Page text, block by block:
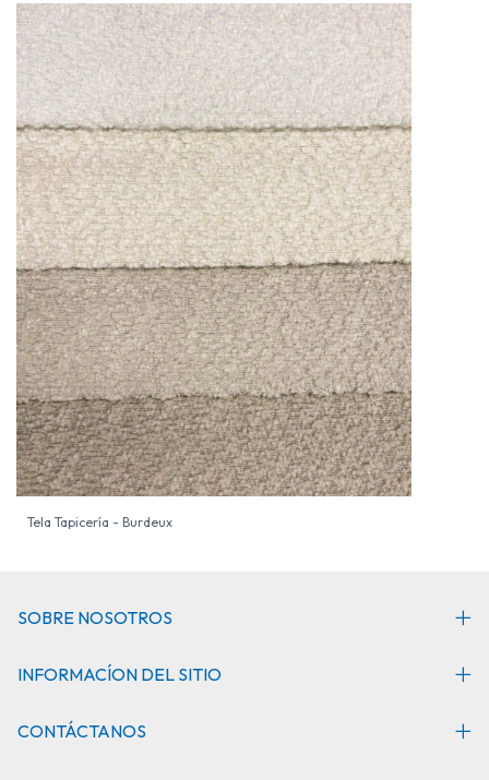
Tela Tapicería - Burdeux
SOBRE NOSOTROS
INFORMACÍON DEL SITIO
CONTÁCTANOS